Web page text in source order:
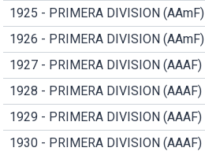
1925 - PRIMERA DIVISION (AAmF)
1926 - PRIMERA DIVISION (AAmF)
1927 - PRIMERA DIVISION (AAAF)
1928 - PRIMERA DIVISION (AAAF)
1929 - PRIMERA DIVISION (AAAF)
1930 - PRIMERA DIVISION (AAAF)